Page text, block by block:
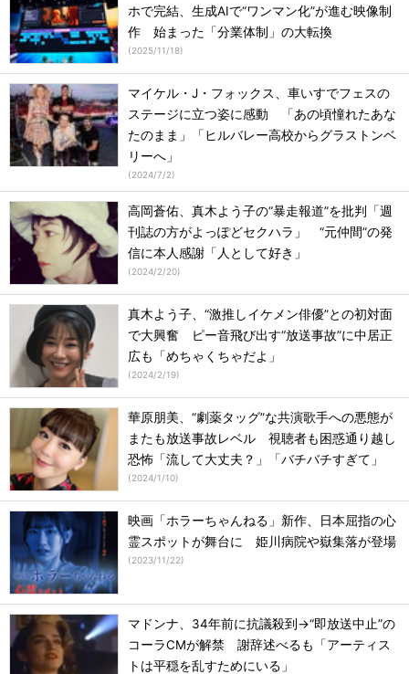
ホで完結、生成AIで“ワンマン化”が進む映像制
作 始まった「分業体制」の大転換
(2025/11/18)
マイケル・J・フォックス、車いすでフェスの
ステージに立つ姿に感動 「あの頃憧れたあな
たのまま」「ヒルバレー高校からグラストンベ
リーへ」
(2024/7/2)
高岡蒼佑、真木よう子の“暴走報道”を批判「週
刊誌の方がよっぽどセクハラ」 “元仲間”の発
信に本人感謝「人として好き」
(2024/2/20)
真木よう子、“激推しイケメン俳優”との初対面
で大興奮 ピー音飛び出す“放送事故”に中居正
広も「めちゃくちゃだよ」
(2024/2/19)
華原朋美、“劇薬タッグ”な共演歌手への悪態が
またも放送事故レベル 視聴者も困惑通り越し
恐怖「流して大丈夫？」「バチバチすぎて」
(2024/1/10)
映画「ホラーちゃんねる」新作、日本屈指の心
霊スポットが舞台に 姫川病院や嶽集落が登場
(2023/11/22)
マドンナ、34年前に抗議殺到→“即放送中止”の
コーラCMが解禁 謝辞述べるも「アーティス
トは平穏を乱すためにいる」